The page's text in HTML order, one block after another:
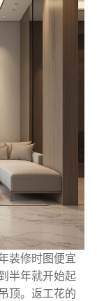
装修时图便宜
半年就开始起
顶。返工花的